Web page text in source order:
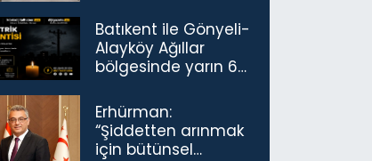
Açıldı
Batıkent ile Gönyeli-
Alayköy Ağıllar
bölgesinde yarın 6
kesintisi…
Erhürman:
“Şiddetten arınmak
için bütünsel